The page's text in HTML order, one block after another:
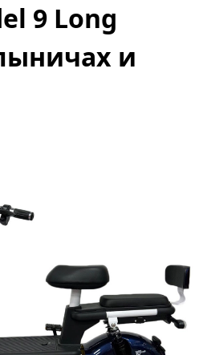
9 Long
и